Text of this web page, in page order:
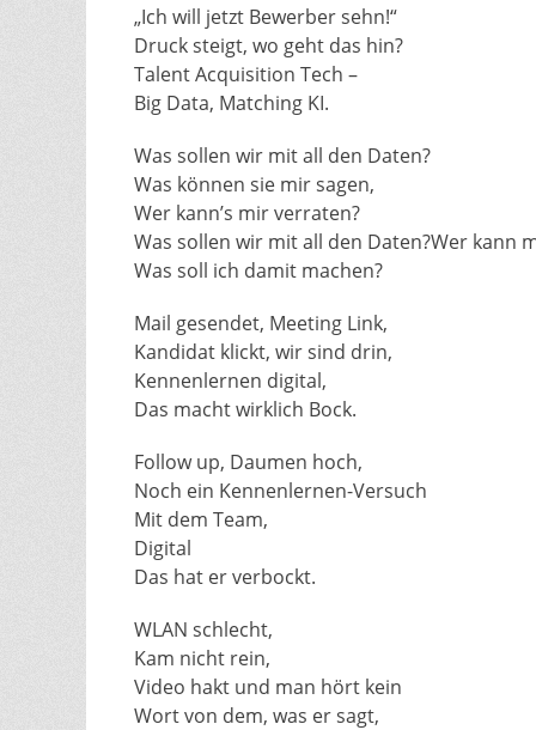
„Ich will jetzt Bewerber sehn!“
Druck steigt, wo geht das hin?
Talent Acquisition Tech –
Big Data, Matching KI.
Was sollen wir mit all den Daten?
Was können sie mir sagen,
Wer kann’s mir verraten?
Was sollen wir mit all den Daten?Wer kann
Was soll ich damit machen?
Mail gesendet, Meeting Link,
Kandidat klickt, wir sind drin,
Kennenlernen digital,
Das macht wirklich Bock.
Follow up, Daumen hoch,
Noch ein Kennenlernen-Versuch
Mit dem Team,
Digital
Das hat er verbockt.
WLAN schlecht,
Kam nicht rein,
Video hakt und man hört kein
Wort von dem, was er sagt,